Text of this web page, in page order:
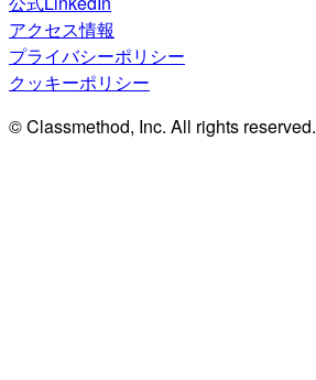
アクセス情報
プライバシーポリシー
クッキーポリシー
© Classmethod, Inc. All rights reserved.